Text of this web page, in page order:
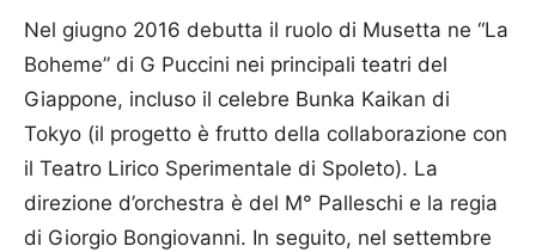
Nel giugno 2016 debutta il ruolo di Musetta ne “La
Boheme” di G Puccini nei principali teatri del
Giappone, incluso il celebre Bunka Kaikan di
Tokyo (il progetto è frutto della collaborazione con
il Teatro Lirico Sperimentale di Spoleto). La
direzione d’orchestra è del M° Palleschi e la regia
di Giorgio Bongiovanni. In seguito, nel settembre